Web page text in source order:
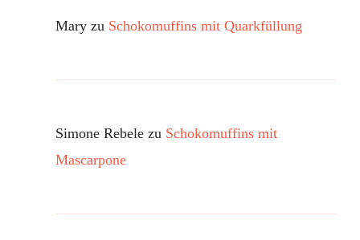
Mary zu Schokomuffins mit Quarkfüllung
Simone Rebele zu Schokomuffins mit
Mascarpone